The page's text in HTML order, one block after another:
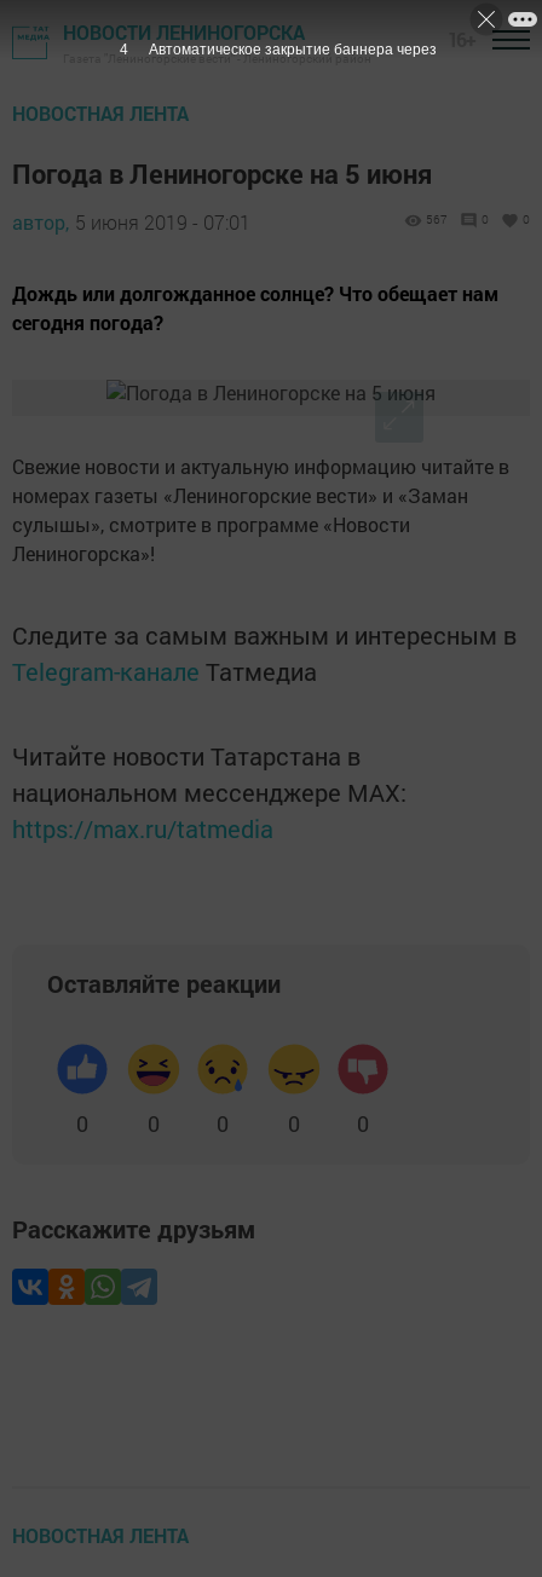
НОВОСТИ ЛЕНИНОГОРСКА
Газета "Лениногорские вести" - Лениногорский район
НОВОСТНАЯ ЛЕНТА
Погода в Лениногорске на 5 июня
автор, 5 июня 2019 - 07:01 567 0 0
Дождь или долгожданное солнце? Что обещает нам
сегодня погода?
Свежие новости и актуальную информацию читайте в
номерах газеты «Лениногорские вести» и «Заман
сулышы», смотрите в программе «Новости
Лениногорска»!
Следите за самым важным и интересным в
Telegram-канале Татмедиа
Читайте новости Татарстана в
национальном мессенджере MАХ:
https://max.ru/tatmedia
Оставляйте реакции
0 0 0 0 0
Расскажите друзьям
НОВОСТНАЯ ЛЕНТА
3 Автоматическое закрытие баннера через